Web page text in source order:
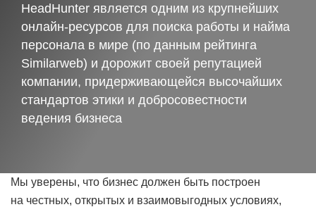
HeadHunter является одним из крупнейших
онлайн-ресурсов для поиска работы и найма
персонала в мире (по данным рейтинга
Similarweb) и дорожит своей репутацией
компании, придерживающейся высочайших
стандартов этики и добросовестности
ведения бизнеса
Мы уверены, что бизнес должен быть построен
на честных, открытых и взаимовыгодных условиях,